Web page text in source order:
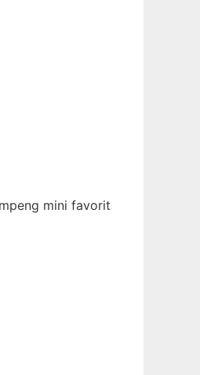
mini favorit